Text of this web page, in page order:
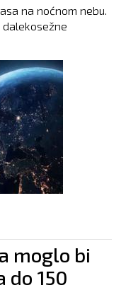
na noćnom nebu.
moglo bi
do 150